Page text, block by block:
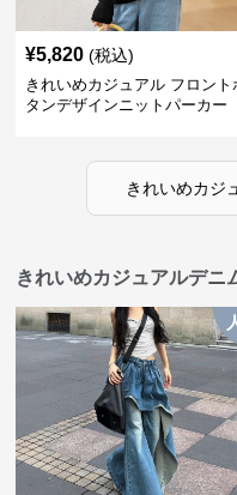
¥5,820 (税込)
きれいめカジュアル フロント
タンデザインニットパーカー
きれいめカジ
きれいめカジュアルデニ